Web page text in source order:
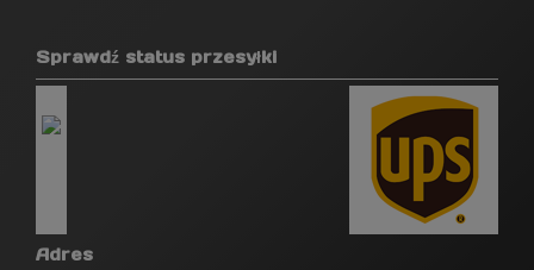
Sprawdź status przesyłki
Adres